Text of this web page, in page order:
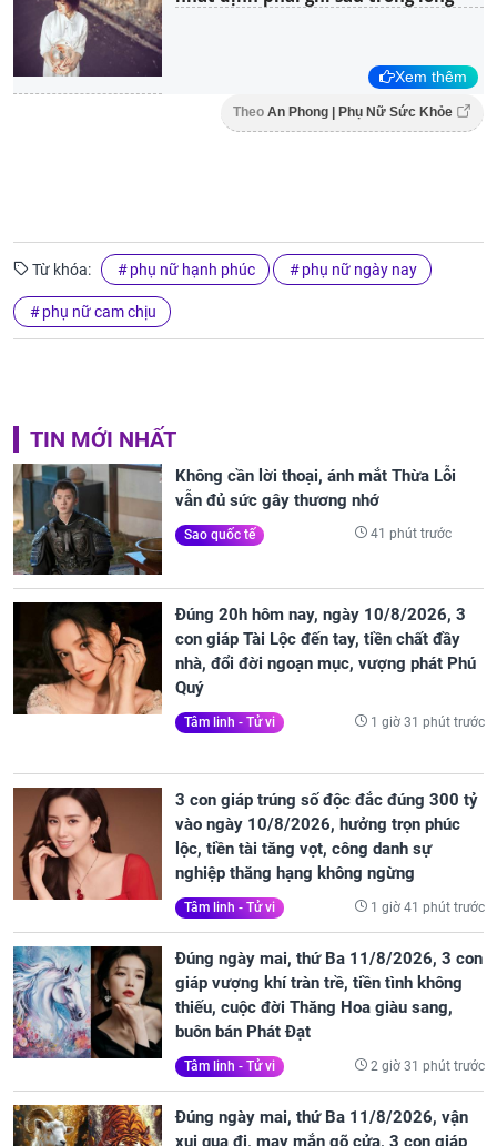
Xem thêm
Theo An Phong | Phụ Nữ Sức Khỏe
Từ khóa: phụ nữ hạnh phúc phụ nữ ngày nay
phụ nữ cam chịu
TIN MỚI NHẤT
Không cần lời thoại, ánh mắt Thừa Lỗi
vẫn đủ sức gây thương nhớ
Sao quốc tế 41 phút trước
Đúng 20h hôm nay, ngày 10/8/2026, 3
con giáp Tài Lộc đến tay, tiền chất đầy
nhà, đổi đời ngoạn mục, vượng phát Phú
Quý
Tâm linh - Tử vi 1 giờ 31 phút trước
3 con giáp trúng số độc đắc đúng 300 tỷ
vào ngày 10/8/2026, hưởng trọn phúc
lộc, tiền tài tăng vọt, công danh sự
nghiệp thăng hạng không ngừng
Tâm linh - Tử vi 1 giờ 41 phút trước
Đúng ngày mai, thứ Ba 11/8/2026, 3 con
giáp vượng khí tràn trề, tiền tình không
thiếu, cuộc đời Thăng Hoa giàu sang,
buôn bán Phát Đạt
Tâm linh - Tử vi 2 giờ 31 phút trước
Đúng ngày mai, thứ Ba 11/8/2026, vận
xui qua đi, may mắn gõ cửa, 3 con giáp